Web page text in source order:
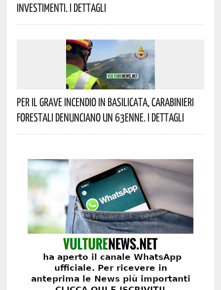
Investimenti. I Dettagli
Per Il Grave Incendio In Basilicata, Carabinieri
Forestali Denunciano Un 63enne. I Dettagli